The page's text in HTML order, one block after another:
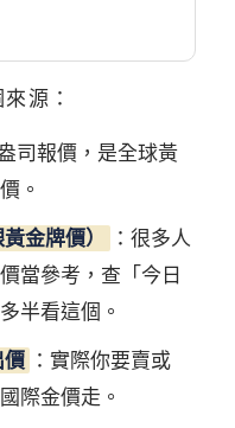
源：
司報價，是全球黃
。
金牌價）
：很多人
當參考，查「今日
半看這個。
價 ：實際你要賣或
際金價走。